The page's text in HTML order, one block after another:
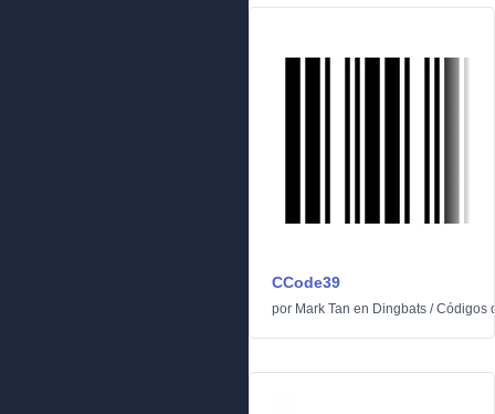
CCode39
por Mark Tan en Dingbats /Códigos